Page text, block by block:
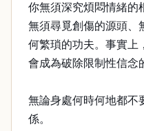
你無須深究煩悶情緒的
無須尋覓創傷的源頭、
何繁瑣的功夫。事實上
會成為破除限制性信念
無論身處何時何地都不
係。